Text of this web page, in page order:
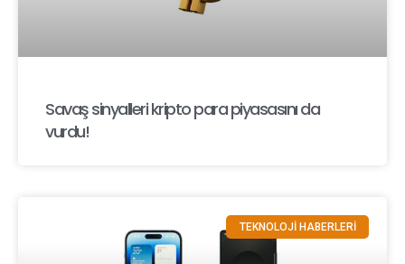
Savaş sinyalleri kripto para piyasasını da
vurdu!
TEKNOLOJİ HABERLERİ